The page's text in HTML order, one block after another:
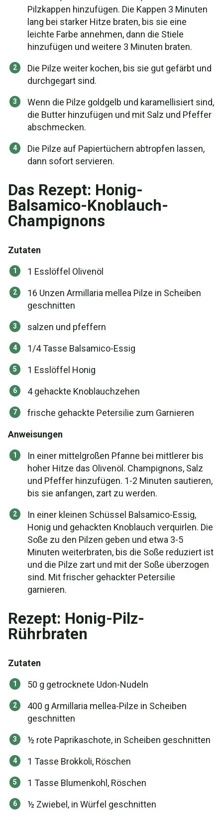
Pilzkappen hinzufügen. Die Kappen 3 Minuten
lang bei starker Hitze braten, bis sie eine
leichte Farbe annehmen, dann die Stiele
hinzufügen und weitere 3 Minuten braten.
Die Pilze weiter kochen, bis sie gut gefärbt und
durchgegart sind.
Wenn die Pilze goldgelb und karamellisiert sind,
die Butter hinzufügen und mit Salz und Pfeffer
abschmecken.
Die Pilze auf Papiertüchern abtropfen lassen,
dann sofort servieren.
Das Rezept: Honig-
Balsamico-Knoblauch-
Champignons
Zutaten
1 Esslöffel Olivenöl
16 Unzen Armillaria mellea Pilze in Scheiben
geschnitten
salzen und pfeffern
1/4 Tasse Balsamico-Essig
1 Esslöffel Honig
4 gehackte Knoblauchzehen
frische gehackte Petersilie zum Garnieren
Anweisungen
In einer mittelgroßen Pfanne bei mittlerer bis
hoher Hitze das Olivenöl. Champignons, Salz
und Pfeffer hinzufügen. 1-2 Minuten sautieren,
bis sie anfangen, zart zu werden.
In einer kleinen Schüssel Balsamico-Essig,
Honig und gehackten Knoblauch verquirlen. Die
Soße zu den Pilzen geben und etwa 3-5
Minuten weiterbraten, bis die Soße reduziert ist
und die Pilze zart und mit der Soße überzogen
sind. Mit frischer gehackter Petersilie
garnieren.
Rezept: Honig-Pilz-
Rührbraten
Zutaten
50 g getrocknete Udon-Nudeln
400 g Armillaria mellea-Pilze in Scheiben
geschnitten
½ rote Paprikaschote, in Scheiben geschnitten
1 Tasse Brokkoli, Röschen
1 Tasse Blumenkohl, Röschen
½ Zwiebel, in Würfel geschnitten